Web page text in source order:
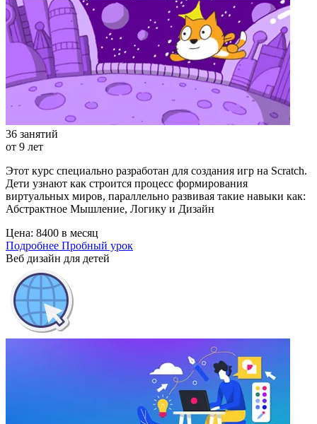
36 занятий
от 9 лет
Этот курс специально разработан для создания игр на Scratch.
Дети узнают как строится процесс формирования
виртуальных миров, параллельно развивая такие навыки как:
Абстрактное Мышление, Логику и Дизайн
Цена: 8400 в месяц
Подробнее Пробный урок
Веб дизайн для детей